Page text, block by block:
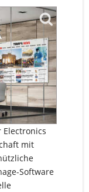
Electronics
mit
Software